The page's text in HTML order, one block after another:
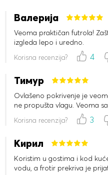
Валерија
Veoma praktičan futrola!
izgleda lepo i uredno.
Korisna recenzija? 4
Тимур
Ovlašeno pokrivenje je
ne propušta vlagu. Veoma
Korisna recenzija? 3
Кирил
Koristim u gostima i kod
vodu, a frotir prekriva je